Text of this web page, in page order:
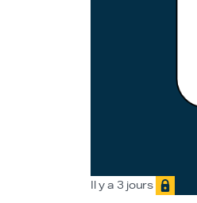
Il y a 3 jours